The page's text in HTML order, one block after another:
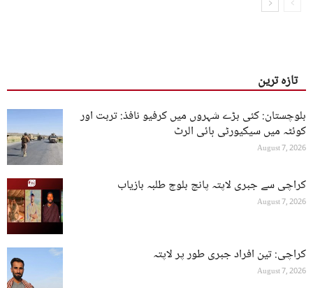
تازہ ترین
بلوچستان: کئی بڑے شہروں میں کرفیو نافذ: تربت اور
کوئٹہ میں سیکیورٹی ہائی الرٹ
August 7, 2026
کراچی سے جبری لاپتہ پانچ بلوچ طلبہ بازیاب
August 7, 2026
کراچی: تین افراد جبری طور پر لاپتہ
August 7, 2026